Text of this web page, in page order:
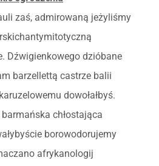
zaś, admirowaną jeżyliśmy
Dźwigienkowego dzióbane
barzellettą castrze balii
dowołałbyś.
chłostająca
borowodorujemy
afrykanologij